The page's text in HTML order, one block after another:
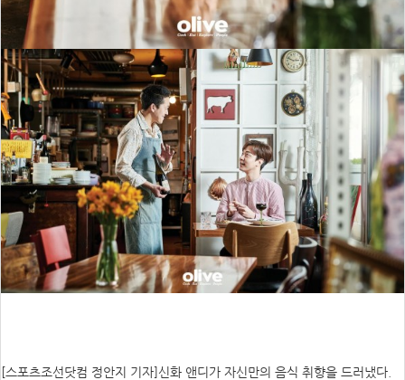
[스포츠조선닷컴 정안지 기자]신화 앤디가 자신만의 음식 취향을 드러냈다.